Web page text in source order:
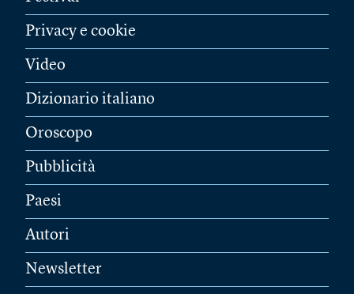
Privacy e cookie
Video
Dizionario italiano
Oroscopo
Pubblicità
Paesi
Autori
Newsletter